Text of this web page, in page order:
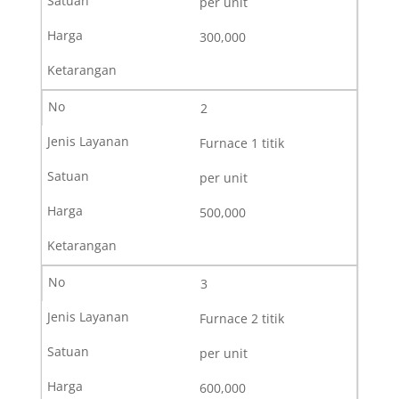
mendapatkan penawaran atau
informasi biaya yang sesuai
dengan kebutuhan. Untuk
informasi tarif kalibrasi lainnya
dapat dilihat pada halaman
300,000
2
Furnace 1 titik
per unit
500,000
3
Furnace 2 titik
per unit
600,000